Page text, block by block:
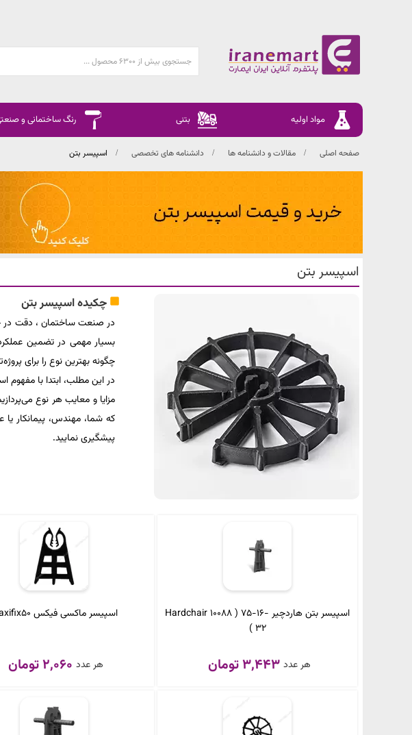
مواد اولیه بتنی رنگ ساختمانی و
صفحه اصلی مقالات و دانشنامه ها دانشنامه های تخصصی اسپیسر بتن
اسپیسر بتن
چکیده اسپیسر بتن
در صنعت ساختمان‌ ، دقت در
بسیار مهمی در تضمین
چگونه بهترین نوع را برای
در این مطلب، ابتدا با
مزایا و معایب هر نوع
که شما، مهندس، پیمانکار
پیشگیری نمایید.
اسپیسر بتن هاردچیر Hardchair 10088 ) 75-16-
32 )
3,443 تومان هر عدد
اسپیسر ماکسی فیکس Maxifix50
2,060 تومان هر عدد